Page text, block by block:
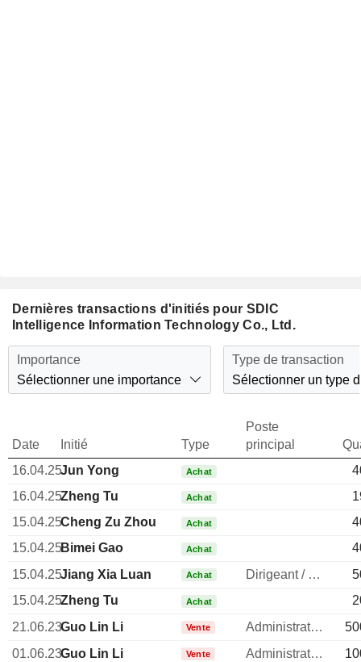
Dernières transactions d'initiés pour SDIC
Intelligence Information Technology Co., Ltd.
Importance
Sélectionner une importance
Type de transaction
Sélectionner un type
Date Initié Type
Poste
principal
16.04.25Jun Yong Achat
16.04.25Zheng Tu Achat
15.04.25Cheng Zu Zhou Achat
15.04.25Bimei Gao Achat
15.04.25Jiang Xia Luan Achat Dirigeant / cadre principal
15.04.25Zheng Tu Achat
21.06.23Guo Lin Li Vente Administrateur
01.06.23Guo Lin Li Vente Administrateur